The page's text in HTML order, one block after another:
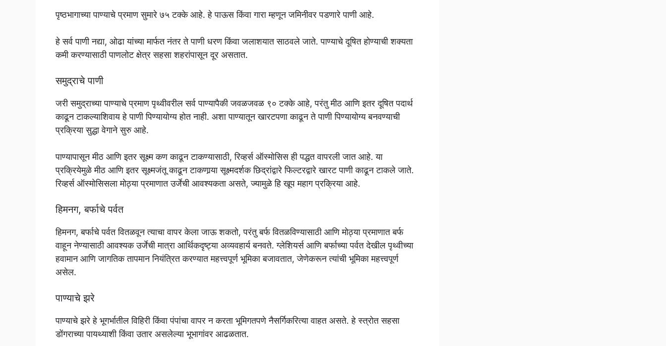
पृष्ठभागाच्या पाण्याचे प्रमाण सुमारे ७५ टक्के आहे. हे पाऊस किंवा गारा म्हणून जमिनीवर पडणारे पाणी आहे.
हे सर्व पाणी नद्या, ओढा यांच्या मार्फत नंतर ते पाणी धरण किंवा जलाशयात साठवले जाते. पाण्याचे दूषित होण्याची शक्यता
कमी करण्यासाठी पाणलोट क्षेत्र सहसा शहरांपासून दूर असतात.
समुद्राचे पाणी
जरी समुद्राच्या पाण्याचे प्रमाण पृथ्वीवरील सर्व पाण्यापैकी जवळजवळ ९० टक्के आहे, परंतु मीठ आणि इतर दूषित पदार्थ
काढून टाकल्याशिवाय हे पाणी पिण्यायोग्य होत नाही. अशा पाण्यातून खारटपणा काढून ते पाणी पिण्यायोग्य बनवण्याची
प्रक्रिया सुद्धा वेगाने सुरु आहे.
पाण्यापासून मीठ आणि इतर सूक्ष्म कण काढून टाकण्यासाठी, रिव्हर्स ऑस्मोसिस ही पद्धत वापरली जात आहे. या
प्रक्रियेमुळे मीठ आणि इतर सूक्ष्मजंतू काढून टाकणार्‍या सूक्ष्मदर्शक छिद्रांद्वारे फिल्टरद्वारे खारट पाणी काढून टाकले जाते.
रिव्हर्स ऑस्मोसिसला मोठ्या प्रमाणात उर्जेची आवश्यकता असते, ज्यामुळे हि खूप महाग प्रक्रिया आहे.
हिमनग, बर्फाचे पर्वत
हिमनग, बर्फाचे पर्वत वितळवून त्याचा वापर केला जाऊ शकतो, परंतु बर्फ वितळविण्यासाठी आणि मोठ्या प्रमाणात बर्फ
वाहून नेण्यासाठी आवश्यक उर्जेची मात्रा आर्थिकदृष्ट्या अव्यवहार्य बनवते. ग्लेशियर्स आणि बर्फाच्या पर्वत देखील पृथ्वीच्या
हवामान आणि जागतिक तापमान नियंत्रित करण्यात महत्त्वपूर्ण भूमिका बजावतात, जेणेकरून त्यांची भूमिका महत्त्वपूर्ण
असेल.
पाण्याचे झरे
पाण्याचे झरे हे भूगर्भातील विहिरी किंवा पंपांचा वापर न करता भूमिगतपणे नैसर्गिकरित्या वाहत असते. हे स्त्रोत सहसा
डोंगराच्या पायथ्याशी किंवा उतार असलेल्या भूभागांवर आढळतात.